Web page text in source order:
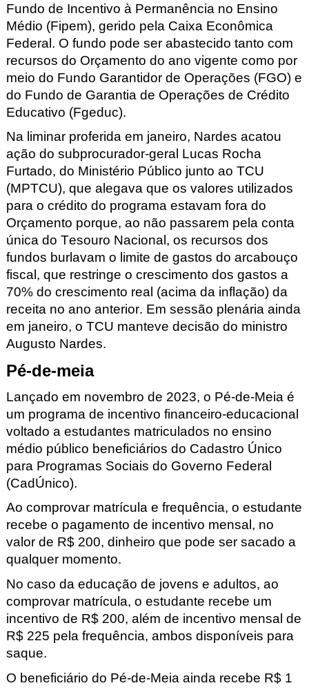
Fundo de Incentivo à Permanência no Ensino
Médio (Fipem), gerido pela Caixa Econômica
Federal. O fundo pode ser abastecido tanto com
recursos do Orçamento do ano vigente como por
meio do Fundo Garantidor de Operações (FGO) e
do Fundo de Garantia de Operações de Crédito
Educativo (Fgeduc).
Na liminar proferida em janeiro, Nardes acatou
ação do subprocurador-geral Lucas Rocha
Furtado, do Ministério Público junto ao TCU
(MPTCU), que alegava que os valores utilizados
para o crédito do programa estavam fora do
Orçamento porque, ao não passarem pela conta
única do Tesouro Nacional, os recursos dos
fundos burlavam o limite de gastos do arcabouço
fiscal, que restringe o crescimento dos gastos a
70% do crescimento real (acima da inflação) da
receita no ano anterior. Em sessão plenária ainda
em janeiro, o TCU manteve decisão do ministro
Augusto Nardes.
Pé-de-meia
Lançado em novembro de 2023, o Pé-de-Meia é
um programa de incentivo financeiro-educacional
voltado a estudantes matriculados no ensino
médio público beneficiários do Cadastro Único
para Programas Sociais do Governo Federal
(CadÚnico).
Ao comprovar matrícula e frequência, o estudante
recebe o pagamento de incentivo mensal, no
valor de R$ 200, dinheiro que pode ser sacado a
qualquer momento.
No caso da educação de jovens e adultos, ao
comprovar matrícula, o estudante recebe um
incentivo de R$ 200, além de incentivo mensal de
R$ 225 pela frequência, ambos disponíveis para
saque.
O beneficiário do Pé-de-Meia ainda recebe R$ 1